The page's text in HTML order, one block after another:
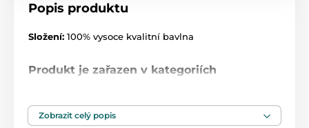
Popis produktu
Složení: 100% vysoce kvalitní bavlna
Produkt je zařazen v kategoriích
Zobrazit celý popis